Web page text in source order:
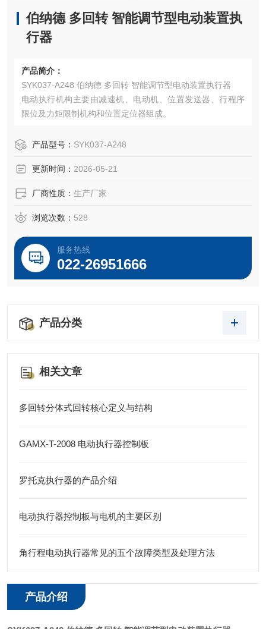
伯纳德 多回转 智能调节型电动装置执
行器
产品简介：
SYK037-A248 伯纳德 多回转 智能调节型电动装置执行器
电动执行机构主要由减速机、电动机、位置发送器、行程序
限位及力矩限制机构和位置定位器组成。
产品型号： SYK037-A248
更新时间： 2026-05-21
厂商性质： 生产厂家
浏览次数： 528
服务热线
022-26951666
产品分类
相关文章
多回转分体式回转核心定义与结构
GAMX-T-2008 电动执行器控制板
罗托克执行器的产品介绍
电动执行器控制板与电机的主要区别
角行程电动执行器常见的五个故障类型及处理方法
产品介绍